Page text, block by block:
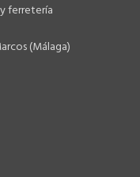
ferretería
(Málaga)